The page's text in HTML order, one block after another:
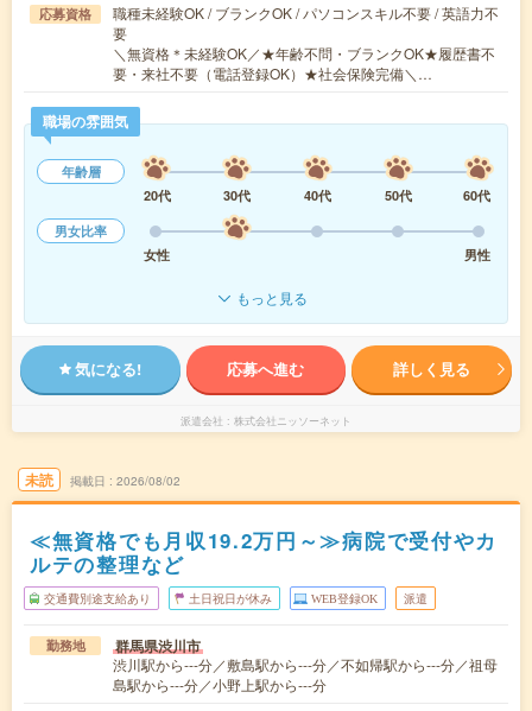
応募資格
職種未経験OK / ブランクOK / パソコンスキル不要 / 英語力不
要
＼無資格＊未経験OK／★年齢不問・ブランクOK★履歴書不
要・来社不要（電話登録OK）★社会保険完備＼…
職場の雰囲気
年齢層
20代
30代 40代 50代
60代
男女比率
女性
男性
もっと見る
気になる! 応募へ進む 詳しく見る
派遣会社 株式会社ニッソーネット
未読 掲載日 2026/08/02
≪無資格でも月収19.2万円～≫病院で受付やカ
ルテの整理など
交通費別途支給あり 土日祝日が休み WEB登録OK 派遣
勤務地 群馬県渋川市
渋川駅から---分／敷島駅から---分／不如帰駅から---分／祖母
島駅から---分／小野上駅から---分